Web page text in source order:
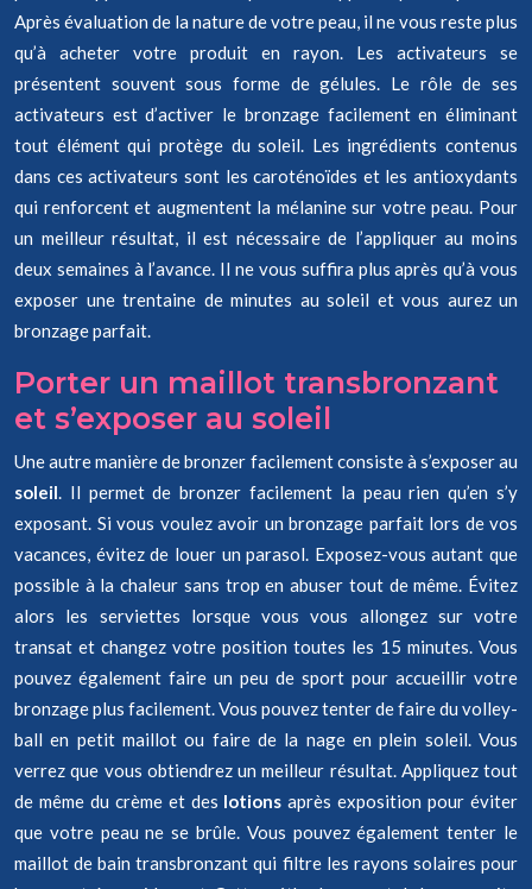
Après évaluation de la nature de votre peau, il ne vous reste plus
qu’à acheter votre produit en rayon. Les activateurs se
présentent souvent sous forme de gélules. Le rôle de ses
activateurs est d’activer le bronzage facilement en éliminant
tout élément qui protège du soleil. Les ingrédients contenus
dans ces activateurs sont les caroténoïdes et les antioxydants
qui renforcent et augmentent la mélanine sur votre peau. Pour
un meilleur résultat, il est nécessaire de l’appliquer au moins
deux semaines à l’avance. Il ne vous suffira plus après qu’à vous
exposer une trentaine de minutes au soleil et vous aurez un
bronzage parfait.
Porter un maillot transbronzant
et s’exposer au soleil
Une autre manière de bronzer facilement consiste à s’exposer au
soleil. Il permet de bronzer facilement la peau rien qu’en s’y
exposant. Si vous voulez avoir un bronzage parfait lors de vos
vacances, évitez de louer un parasol. Exposez-vous autant que
possible à la chaleur sans trop en abuser tout de même. Évitez
alors les serviettes lorsque vous vous allongez sur votre
transat et changez votre position toutes les 15 minutes. Vous
pouvez également faire un peu de sport pour accueillir votre
bronzage plus facilement. Vous pouvez tenter de faire du volley-
ball en petit maillot ou faire de la nage en plein soleil. Vous
verrez que vous obtiendrez un meilleur résultat. Appliquez tout
de même du crème et des lotions après exposition pour éviter
que votre peau ne se brûle. Vous pouvez également tenter le
maillot de bain transbronzant qui filtre les rayons solaires pour